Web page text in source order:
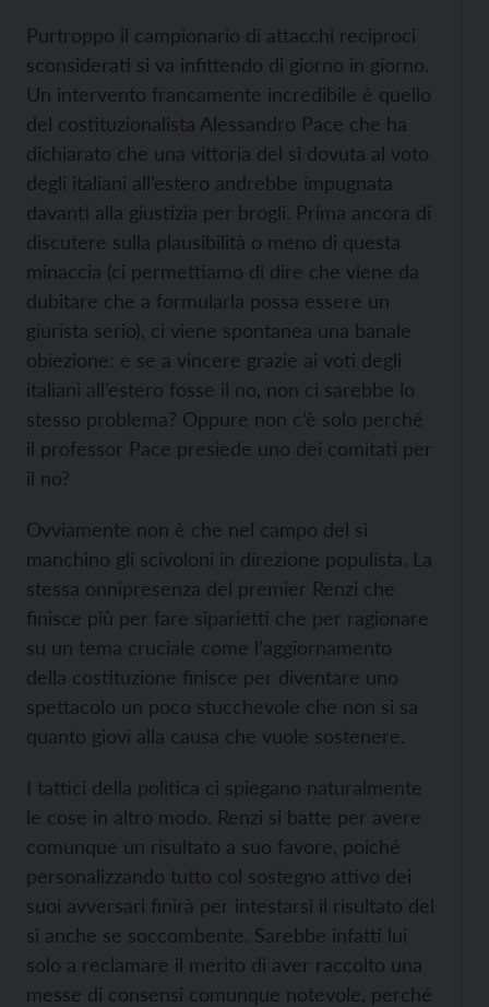
Purtroppo il campionario di attacchi reciproci
sconsiderati si va infittendo di giorno in giorno.
Un intervento francamente incredibile è quello
del costituzionalista Alessandro Pace che ha
dichiarato che una vittoria del sì dovuta al voto
degli italiani all’estero andrebbe impugnata
davanti alla giustizia per brogli. Prima ancora di
discutere sulla plausibilità o meno di questa
minaccia (ci permettiamo di dire che viene da
dubitare che a formularla possa essere un
giurista serio), ci viene spontanea una banale
obiezione: e se a vincere grazie ai voti degli
italiani all’estero fosse il no, non ci sarebbe lo
stesso problema? Oppure non c’è solo perché
il professor Pace presiede uno dei comitati per
il no?
Ovviamente non è che nel campo del sì
manchino gli scivoloni in direzione populista. La
stessa onnipresenza del premier Renzi che
finisce più per fare siparietti che per ragionare
su un tema cruciale come l’aggiornamento
della costituzione finisce per diventare uno
spettacolo un poco stucchevole che non si sa
quanto giovi alla causa che vuole sostenere.
I tattici della politica ci spiegano naturalmente
le cose in altro modo. Renzi si batte per avere
comunque un risultato a suo favore, poiché
personalizzando tutto col sostegno attivo dei
suoi avversari finirà per intestarsi il risultato del
sì anche se soccombente. Sarebbe infatti lui
solo a reclamare il merito di aver raccolto una
messe di consensi comunque notevole, perché